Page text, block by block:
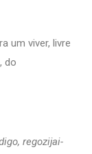
um viver, livre
do
regozijai-